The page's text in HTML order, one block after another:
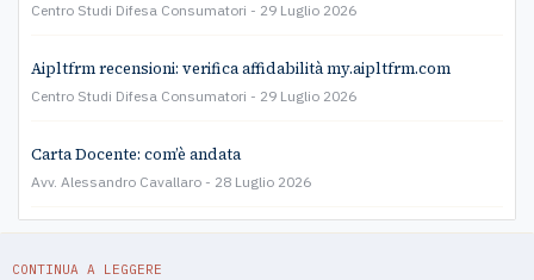
Centro Studi Difesa Consumatori 29 Luglio 2026
Aipltfrm recensioni: verifica affidabilità my.aipltfrm.com
Centro Studi Difesa Consumatori 29 Luglio 2026
Carta Docente: com’è andata
Avv. Alessandro Cavallaro 28 Luglio 2026
CONTINUA A LEGGERE